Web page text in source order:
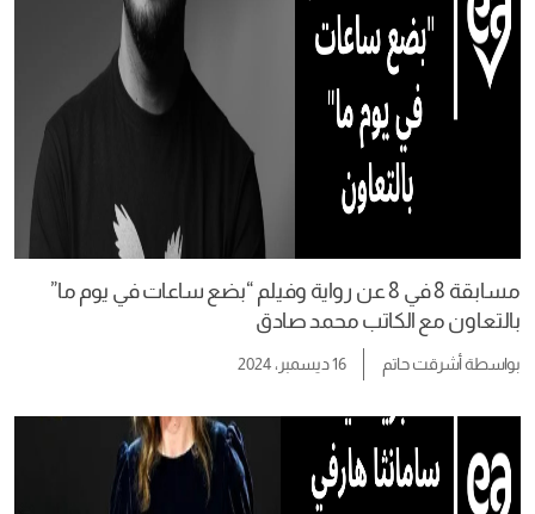
مسابقة 8 في 8 عن رواية وفيلم “بضع ساعات في يوم ما”
بالتعاون مع الكاتب محمد صادق
بواسطةأشرقت حاتم 16 ديسمبر، 2024